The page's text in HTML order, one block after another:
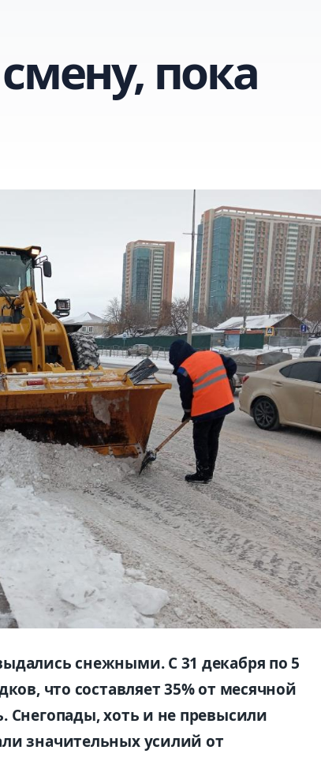
пока
снежными. С 31 декабря по 5
что составляет 35% от месячной
Снегопады, хоть и не превысили
значительных усилий от